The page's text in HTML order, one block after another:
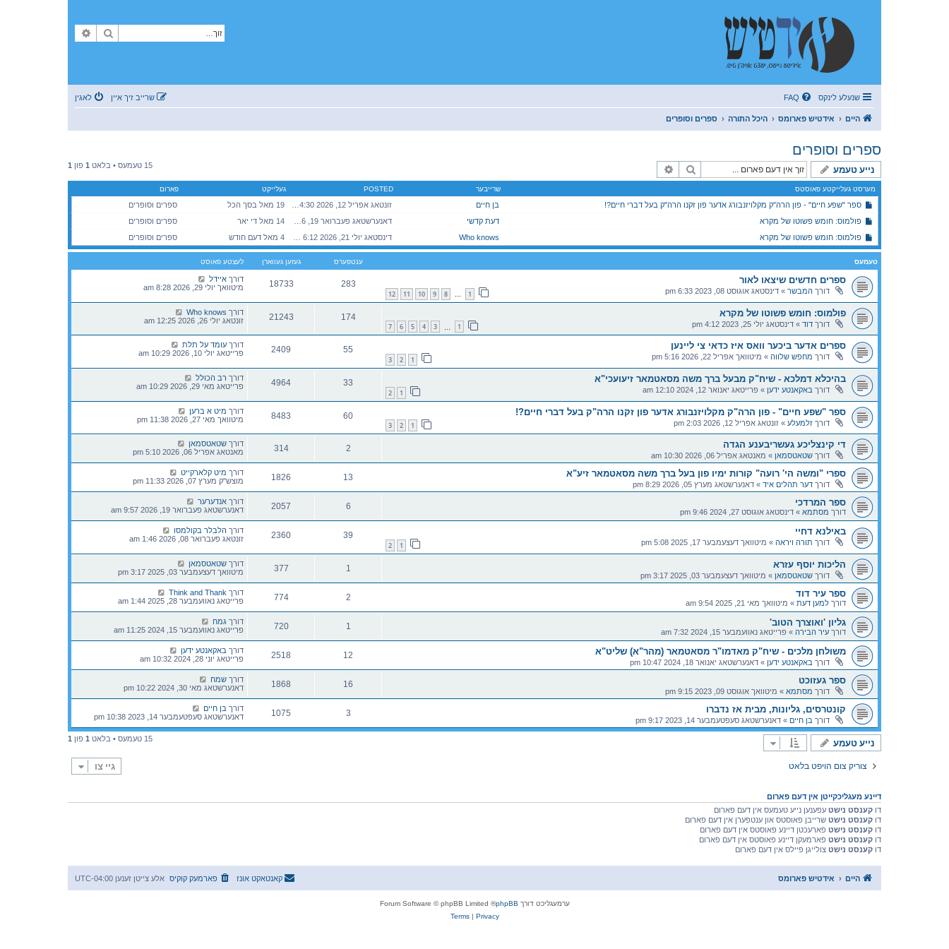
זוך
שנעלע לינקס FAQ לאגין שרייב זיך איין
היים אידטיש פארומס היכל התורה ספרים וסופרים
ספרים וסופרים
נייע טעמע זוך 15 טעמעס • בלאט 1 פון 1
מערסט געלייקטע פאוסטס שרייבער POSTED געלייקט פארום
ספר "שפע חיים" - פון הרה"ק מקלויזנבורג אדער פון זקנו הרה"ק בעל דברי חיים?! בן חיים 19 מאל בסך הכל
ספרים וסופרים
פולמוס: חומש פשוטו של מקרא
דעת קדשי 14 מאל די יאר
ספרים וסופרים
פולמוס: חומש פשוטו של מקרא
Who knows 4 מאל דעם חודש ספרים וסופרים
טעמעס ענטפערס געזען געווארן לעצטע פאוסט
ספרים חדשים שיצאו לאור
דורך המבשר » דינסטאג אוגוסט 08, 2023 6:33 pm 1
…
8
9
10
11
12
283
18733 דורך איידל
מיטוואך יולי 29, 2026 8:28 am
פולמוס: חומש פשוטו של מקרא
דורך דוד » דינסטאג יולי 25, 2023 4:12 pm 1
3
4
5
6
7
174
21243 דורך Who knows
זונטאג יולי 26, 2026 12:25 am
ספרים אדער ביכער וואס איז כדאי צי ליינען
דורך מחפש שלווה » מיטוואך אפריל 22, 2026 5:16 pm 1
2
3
55
2409 דורך עומד על תלת
פרייטאג יולי 10, 2026 10:29 am
בהיכלא דמלכא - שיח"ק מבעל ברך משה מסאטמאר זיעועכי"א
דורך באקאנטע ידען » פרייטאג יאנואר 12, 2024 12:10 am 1
2
33
4964 דורך רב הכולל
פרייטאג מאי 29, 2026 10:29 am
ספר "שפע חיים" - פון הרה"ק מקלויזנבורג אדער פון זקנו הרה"ק בעל דברי חיים?!
דורך זלמעלע » זונטאג אפריל 12, 2026 2:03 pm 1
2
3
60
8483 דורך מיט א ברען
מיטוואך מאי 27, 2026 11:38 pm
די קינצליכע געשריבענע הגדה
דורך שטאטסמאן » מאנטאג אפריל 06, 2026 10:30 am
2
314 דורך שטאטסמאן
מאנטאג אפריל 06, 2026 5:10 pm
ספרי "ומשה הי' רועה" קורות ימיו פון בעל ברך משה מסאטמאר זיע"א
דורך דער תהלים איד » דאנערשטאג מערץ 05, 2026 8:29 pm
13
1826 דורך מיט קלארקייט
מוצש"ק מערץ 07, 2026 11:33 pm
ספר המרדכי
דורך מסתמא » דינסטאג אוגוסט 27, 2024 9:46 pm
6
2057 דורך אנדערער
דאנערשטאג פעברואר 19, 2026 9:57 am
באילנא דחיי
דורך תורה ויראה » מיטוואך דעצעמבער 17, 2025 5:08 pm 1
2
39
2360 דורך הלבלר בקולמסו
זונטאג פעברואר 08, 2026 1:46 am
הליכות יוסף עזרא
דורך שטאטסמאן » מיטוואך דעצעמבער 03, 2025 3:17 pm
1
377 דורך שטאטסמאן
מיטוואך דעצעמבער 03, 2025 3:17 pm
ספר עיר דוד
דורך למען דעת » מיטוואך מאי 21, 2025 9:54 am
2
774 דורך Think and Thank
פרייטאג נאוועמבער 28, 2025 1:44 am
גליון 'ואוצרך הטוב'
דורך עיר הבירה » פרייטאג נאוועמבער 15, 2024 7:32 am
1
720 דורך גמח
פרייטאג נאוועמבער 15, 2024 11:25 am
משולחן מלכים - שיח"ק מאדמו"ר מסאטמאר (מהר"א) שליט"א
דורך באקאנטע ידען » דאנערשטאג יאנואר 18, 2024 10:47 pm
12
2518 דורך באקאנטע ידען
פרייטאג יוני 28, 2024 10:32 am
ספר געזוכט
דורך מסתמא » מיטוואך אוגוסט 09, 2023 9:15 pm
16
1868 דורך שמח
דאנערשטאג מאי 30, 2024 10:22 pm
קונטרסים, גליונות, מבית אז נדברו
דורך בן חיים » דאנערשטאג סעפטעמבער 14, 2023 9:17 pm
3
1075 דורך בן חיים
דאנערשטאג סעפטעמבער 14, 2023 10:38 pm
נייע טעמע 15 טעמעס • בלאט 1 פון 1
צוריק צום הויפט בלאט גיי צו
דיינע מעגליכקייטן אין דעם פארום
דו קענסט נישט עפענען נייע טעמעס אין דעם פארום
דו קענסט נישט שרייבן פאוסטס און ענטפערן אין דעם פארום
דו קענסט נישט פארעכטן דיינע פאוסטס אין דעם פארום
דו קענסט נישט פארמעקן דיינע פאוסטס אין דעם פארום
דו קענסט נישט צולייגן פיילס אין דעם פארום
היים אידטיש פארומס אלע צייטן זענען UTC-04:00 פארמעק קוקיס קאנטאקט אונז
ערמעגליכט דורך phpBB
® Forum Software © phpBB Limited
Privacy
|
Terms